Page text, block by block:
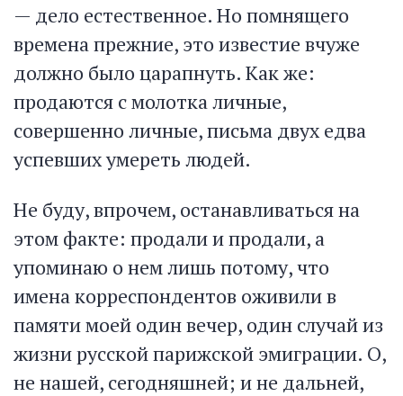
— дело естественное. Но помнящего
времена прежние, это известие вчуже
должно было царапнуть. Как же:
продаются с молотка личные,
совершенно личные, письма двух едва
успевших умереть людей.
Не буду, впрочем, останавливаться на
этом факте: продали и продали, а
упоминаю о нем лишь потому, что
имена корреспондентов оживили в
памяти моей один вечер, один случай из
жизни русской парижской эмиграции. О,
не нашей, сегодняшней; и не дальней,